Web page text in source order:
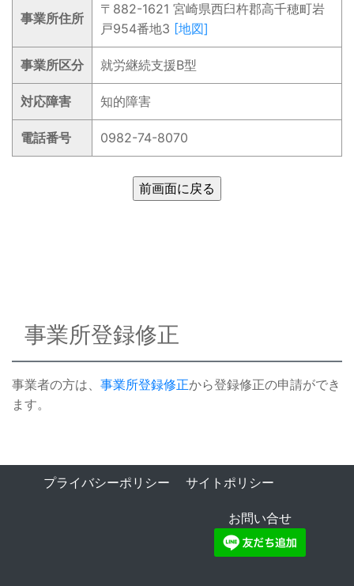
事業所住所
〒882-1621 宮崎県西臼杵郡高千穂町岩
戸954番地3 [地図]
事業所区分 就労継続支援B型
対応障害 知的障害
電話番号 0982-74-8070
事業所登録修正
事業者の方は、 事業所登録修正から登録修正の申請ができ
ます。
プライバシーポリシー サイトポリシー
お問い合せ